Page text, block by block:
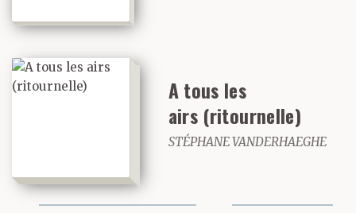
A tous les
airs (ritournelle)
STÉPHANE VANDERHAEGHE